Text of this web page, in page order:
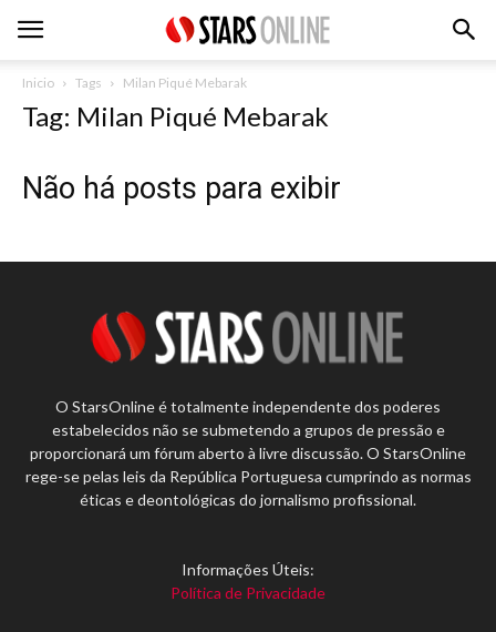
Inicio Tags Milan Piqué Mebarak
Tag: Milan Piqué Mebarak
Não há posts para exibir
O StarsOnline é totalmente independente dos poderes
estabelecidos não se submetendo a grupos de pressão e
proporcionará um fórum aberto à livre discussão. O StarsOnline
rege-se pelas leis da República Portuguesa cumprindo as normas
éticas e deontológicas do jornalismo profissional.
Informações Úteis:
Política de Privacidade